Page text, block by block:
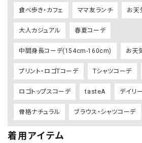
食べ歩き・カフェ ママ友ランチ お天
大人カジュアル 春夏コーデ
中間身長コーデ(154cm-160cm) お天
プリント・ロゴTコーデ Tシャツコーデ
ロゴトップスコーデ tasteA デイリー
骨格ナチュラル ブラウス・シャツコーデ
着用アイテム